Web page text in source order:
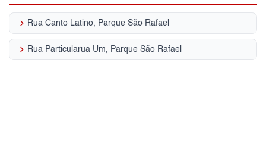
keyboard_arrow_right Rua Canto Latino, Parque São Rafael
keyboard_arrow_right Rua Particularua Um, Parque São Rafael